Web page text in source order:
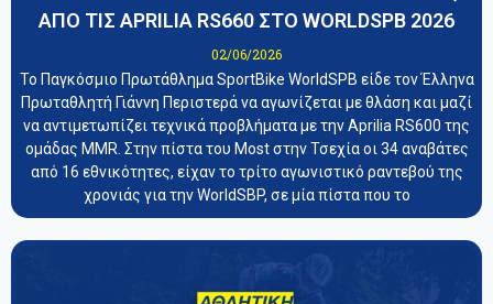
ΑΠΟ ΤΙΣ APRILIA RS660 ΣΤΟ WORLDSPB 2026
02/06/2026
Το Παγκόσμιο Πρωτάθλημα SportBike WorldSPB είδε τον Έλληνα
Πρωταθλητή Γιάννη Περιστερά να αγωνίζεται με θλάση και μαζί
να αντιμετωπίζει τεχνικά προβλήματα με την Aprilia RS600 της
ομάδας MMR. Στην πίστα του Most στην Τσεχία οι 34 αναβάτες
από 16 εθνικότητες, είχαν το τρίτο αγωνιστικό ραντεβού της
χρονιάς για την WorldSBP, σε μία πίστα που το